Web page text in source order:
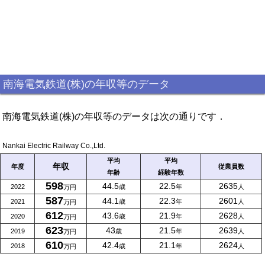
南海電気鉄道(株)の年収等のデータ
南海電気鉄道(株)の年収等のデータは次の通りです．
Nankai Electric Railway Co.,Ltd.
年度 年収
平均
年齢
平均
経験年数
従業員数
2022 598万円 44.5歳 22.5年 2635人
2021 587万円 44.1 歳 22.3年 2601 人
2020 612万円 43.6歳 21.9年 2628人
2019 623万円 43歳 21.5年 2639人
2018 610万円 42.4歳 21.1 年 2624人